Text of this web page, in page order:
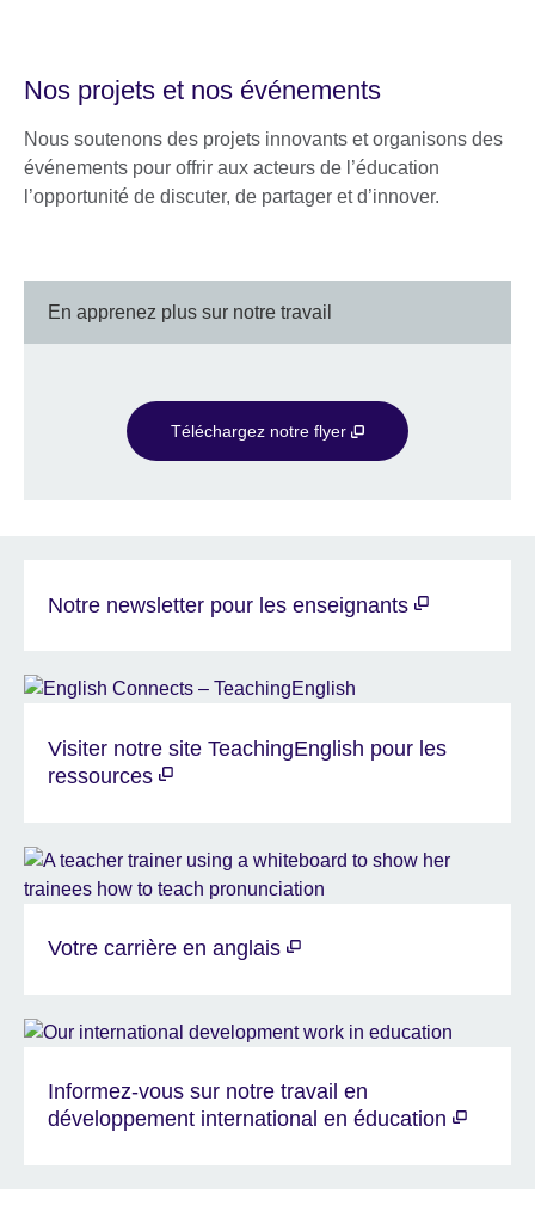
Nos projets et nos événements
Nous soutenons des projets innovants et organisons des
événements pour offrir aux acteurs de l’éducation
l’opportunité de discuter, de partager et d’innover.
En apprenez plus sur notre travail
Téléchargez notre flyer
Notre newsletter pour les enseignants
Visiter notre site TeachingEnglish pour les
ressources
Votre carrière en anglais
Informez-vous sur notre travail en
développement international en éducation